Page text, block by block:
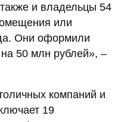
и владельцы 54
или
Они оформили
50 млн рублей», –
компаний и
19